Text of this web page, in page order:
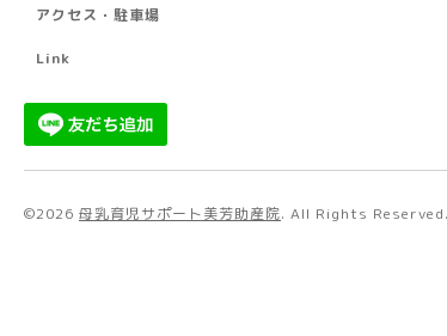
アクセス・駐車場
Link
©2026 母乳育児サポート美芳助産院. All Rights Reserved.